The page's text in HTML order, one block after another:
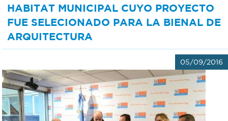
HABITAT MUNICIPAL CUYO PROYECTO
FUE SELECIONADO PARA LA BIENAL DE
ARQUITECTURA
05/09/2016